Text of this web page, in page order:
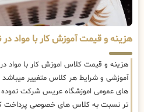
هزینه و قیمت آموزش کار با مواد در
هزینه و قیمت کلاس اموزش کار با مواد
آموزشی و شرایط هر کلاس متغییر میباشد
های عمومی اموزشگاه عریس شرکت نموده
تر نسبت به کلاس های خصوصی پرداخت